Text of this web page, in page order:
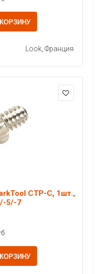
Look, Франция
CTP-C, 1шт.,
5/-7